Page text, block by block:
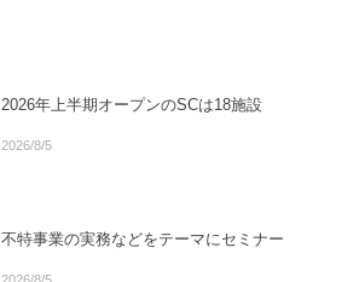
2026年上半期オープンのSCは18施設
2026/8/5
不特事業の実務などをテーマにセミナー